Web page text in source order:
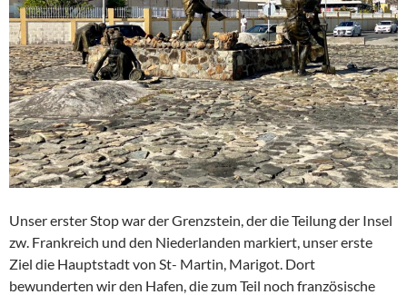
Unser erster Stop war der Grenzstein, der die Teilung der Insel
zw. Frankreich und den Niederlanden markiert, unser erste
Ziel die Hauptstadt von St- Martin, Marigot. Dort
bewunderten wir den Hafen, die zum Teil noch französische